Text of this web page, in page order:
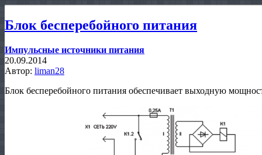
Блок бесперебойного питания
Импульсные источники питания
20.09.2014
Автор: liman28
Блок бесперебойного питания обеспечивает выходную